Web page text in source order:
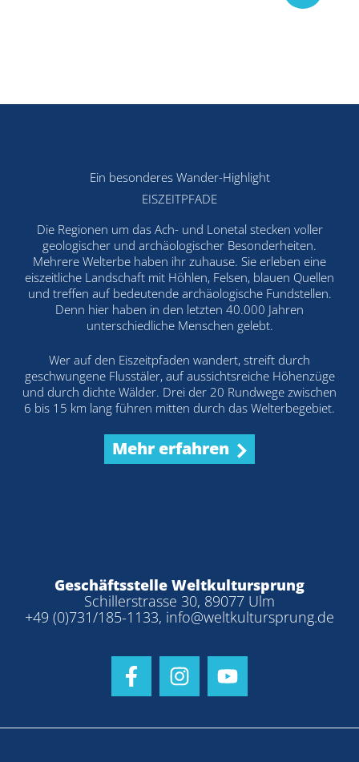
Ein besonderes Wander-Highlight
EISZEITPFADE
Die Regionen um das Ach- und Lonetal stecken voller
geologischer und archäologischer Besonderheiten.
Mehrere Welterbe haben ihr zuhause. Sie erleben eine
eiszeitliche Landschaft mit Höhlen, Felsen, blauen Quellen
und treffen auf bedeutende archäologische Fundstellen.
Denn hier haben in den letzten 40.000 Jahren
unterschiedliche Menschen gelebt.
Wer auf den Eiszeitpfaden wandert, streift durch
geschwungene Flusstäler, auf aussichtsreiche Höhenzüge
und durch dichte Wälder. Drei der 20 Rundwege zwischen
6 bis 15 km lang führen mitten durch das Welterbegebiet.
Mehr erfahren
Geschäftsstelle Weltkultursprung
Schillerstrasse 30, 89077 Ulm
+49 (0)731/185-1133, info@weltkultursprung.de